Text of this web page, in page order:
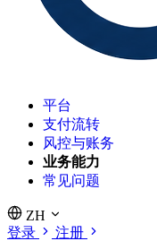
平台
支付流转
风控与账务
业务能力
常见问题
ZH
登录
注册